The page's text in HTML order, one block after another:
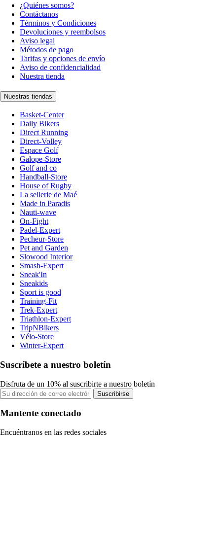
¿Quiénes somos?
Contáctanos
Términos y Condiciones
Devoluciones y reembolsos
Aviso legal
Métodos de pago
Tarifas y opciones de envío
Aviso de confidencialidad
Nuestra tienda
Nuestras tiendas
Basket-Center
Daily Bikers
Direct Running
Direct-Volley
Espace Golf
Galope-Store
Golf and co
Handball-Store
House of Rugby
La sellerie de Maé
Made in Paradis
Nauti-wave
On-Fight
Padel-Expert
Pecheur-Store
Pet and Garden
Slowood Interior
Smash-Expert
Sneak'In
Sneakids
Sport is good
Training-Fit
Trek-Expert
Triathlon-Expert
TripNBikers
Vélo-Store
Winter-Expert
Suscríbete a nuestro boletín
Disfruta de un 10% al suscribirte a nuestro boletín
Suscribirse
Mantente conectado
Encuéntranos en las redes sociales